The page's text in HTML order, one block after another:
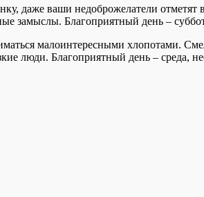
даже ваши недоброжелатели отметят
замыслы. Благоприятный день –
малоинтересными хлопотами.
люди. Благоприятный день – среда,